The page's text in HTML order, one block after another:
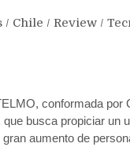
/ Chile / Review /
conformada
busca propiciar un
aumento de